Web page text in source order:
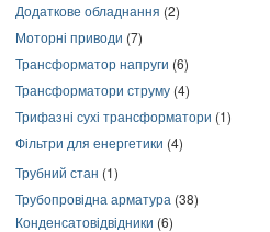
Додаткове обладнання (2)
Моторні приводи (7)
Трансформатор напруги (6)
Трансформатори струму (4)
Трифазні сухі трансформатори (1)
Фільтри для енергетики (4)
Трубний стан (1)
Трубопровідна арматура (38)
Конденсатовідвідники (6)